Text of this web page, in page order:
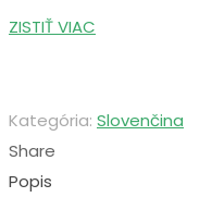
ZISTIŤ VIAC
Kategória: Slovenčina
Share
Popis